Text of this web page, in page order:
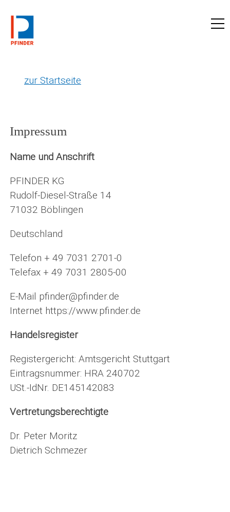
zur Startseite
Impressum
Name und Anschrift
PFINDER KG
Rudolf-Diesel-Straße 14
71032 Böblingen
Deutschland
Telefon + 49 7031 2701-0
Telefax + 49 7031 2805-00
E-Mail pfinder@pfinder.de
Internet https://www.pfinder.de
Handelsregister
Registergericht: Amtsgericht Stuttgart
Eintragsnummer: HRA 240702
USt.-IdNr. DE145142083
Vertretungsberechtigte
Dr. Peter Moritz
Dietrich Schmezer